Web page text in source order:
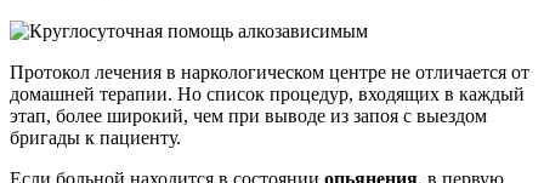
Протокол лечения в наркологическом центре не отличается от
домашней терапии. Но список процедур, входящих в каждый
этап, более широкий, чем при выводе из запоя с выездом
бригады к пациенту.